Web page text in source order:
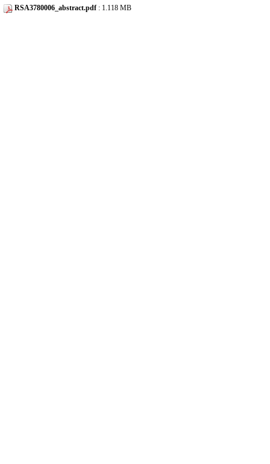
RSA3780006_abstract.pdf : 1.118 MB